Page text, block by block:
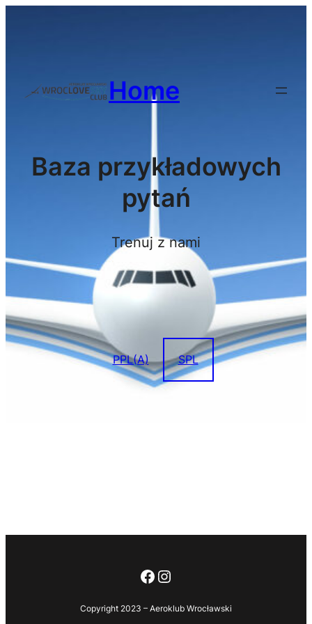
Home
Baza przykładowych
pytań
Trenuj z nami
PPL(A) SPL
Facebook
Instagram
Copyright 2023 – Aeroklub Wrocławski